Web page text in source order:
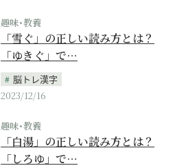
趣味･教養
「雪ぐ」の正しい読み方とは？
「ゆきぐ」で…
脳トレ漢字
2023/12/16
趣味･教養
「白湯」の正しい読み方とは？
「しろゆ」で…